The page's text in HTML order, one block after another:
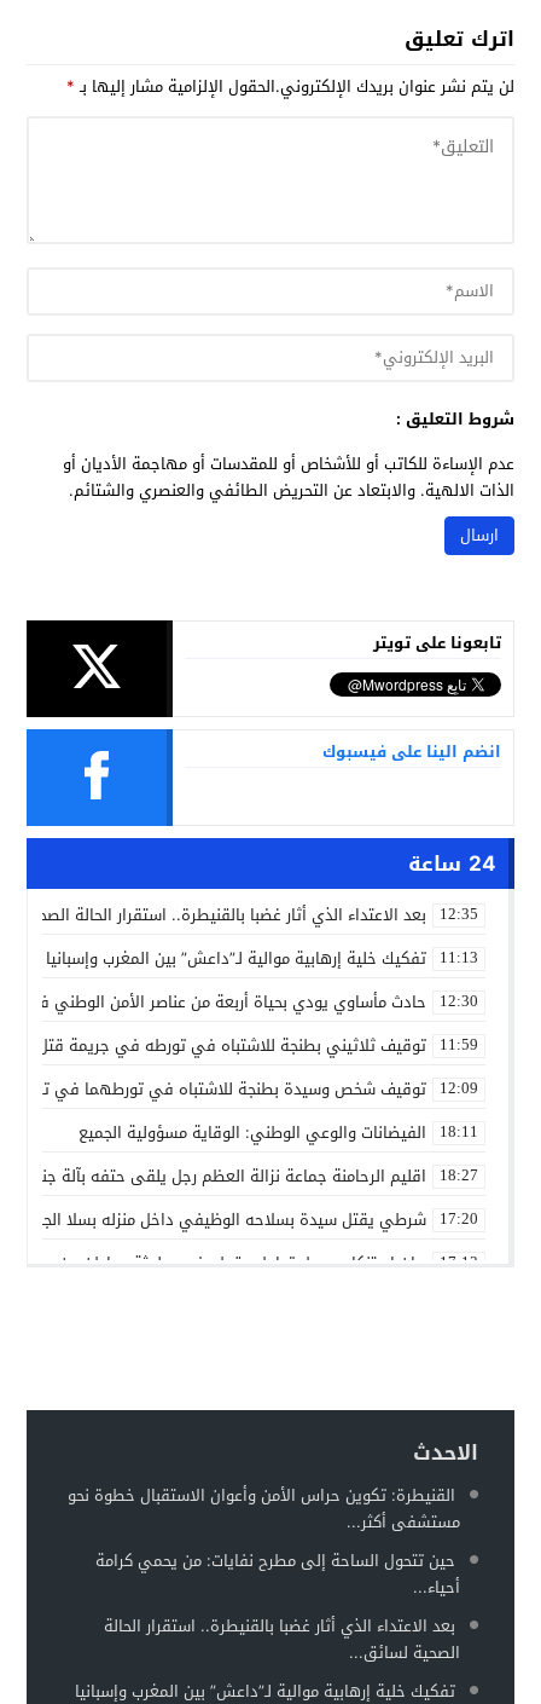
اترك تعليق
لن يتم نشر عنوان بريدك الإلكتروني.الحقول الإلزامية مشار إليها بـ*
شروط التعليق :
عدم الإساءة للكاتب أو للأشخاص أو للمقدسات أو مهاجمة الأديان أو
الذات الالهية. والابتعاد عن التحريض الطائفي والعنصري والشتائم.
تابعونا على تويتر
انضم الينا على فيسبوك
24 ساعة
12:35 بعد الاعتداء الذي أثار غضبا بالقنيطرة.. استقرار الحالة
11:13 تفكيك خلية إرهابية موالية لـ”داعش” بين المغرب وإسبانيا في
12:30 حادث مأساوي يودي بحياة أربعة من عناصر الأمن الوطني في
11:59 توقيف ثلاثيني بطنجة للاشتباه في تورطه في جريمة قتل
12:09 توقيف شخص وسيدة بطنجة للاشتباه في تورطهما في تزوير
18:11 الفيضانات والوعي الوطني: الوقاية مسؤولية الجميع
18:27 اقليم الرحامنة جماعة نزالة العظم رجل يلقى حتفه بآلة جني
17:20 شرطي يقتل سيدة بسلاحه الوظيفي داخل منزله بسلا الجديدة
17:13 بيان استنكاري حول تداول مقطع فيديو لجثة مواطن من
هيئة الدفاع تثير حيثية التقادم لإسقاط تهمة النصب عن محمد
سيارة مجهولة تثير استنفارًا أمنيًا بحي الفوركي تابريكت – سلا
12:31 الغموض يلف حريقا في مركز صحي
الاحدث
القنيطرة: تكوين حراس الأمن وأعوان الاستقبال خطوة نحو
مستشفى أكثر...
حين تتحول الساحة إلى مطرح نفايات: من يحمي كرامة
أحياء...
بعد الاعتداء الذي أثار غضبا بالقنيطرة.. استقرار الحالة
الصحية لسائق...
تفكيك خلية إرهابية موالية لـ”داعش” بين المغرب وإسبانيا